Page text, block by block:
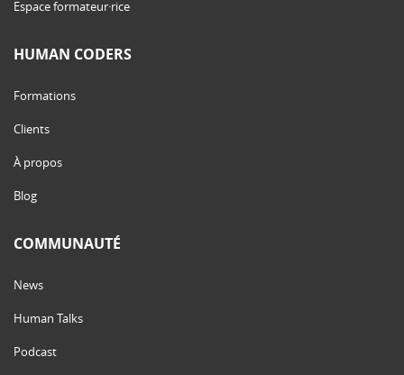
Espace formateur·rice
HUMAN CODERS
Formations
Clients
À propos
Blog
COMMUNAUTÉ
News
Human Talks
Podcast